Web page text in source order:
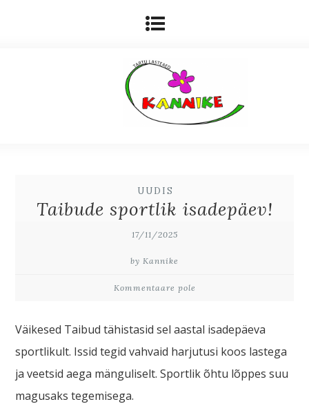
UUDIS
Taibude sportlik isadepäev!
17/11/2025
by Kannike
Kommentaare pole
Väikesed Taibud tähistasid sel aastal isadepäeva
sportlikult. Issid tegid vahvaid harjutusi koos lastega
ja veetsid aega mänguliselt. Sportlik õhtu lõppes suu
magusaks tegemisega.